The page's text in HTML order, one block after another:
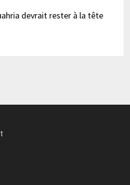
devrait rester à la tête